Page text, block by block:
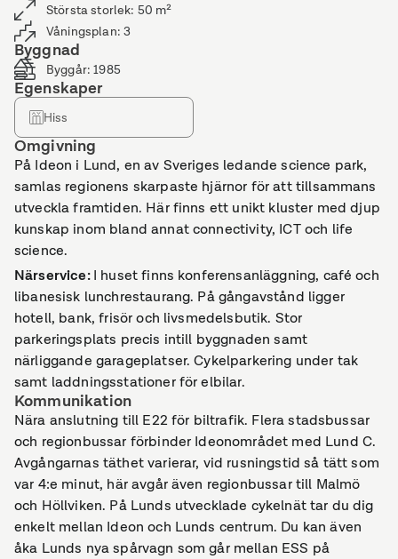
Största storlek: 50 m²
Våningsplan:3
Byggnad
Byggår:1985
Egenskaper
Hiss
Omgivning
På Ideon i Lund, en av Sveriges ledande science park,
samlas regionens skarpaste hjärnor för att tillsammans
utveckla framtiden. Här finns ett unikt kluster med djup
kunskap inom bland annat connectivity, ICT och life
science.
Närservice:I huset finns konferensanläggning, café och
libanesisk lunchrestaurang. På gångavstånd ligger
hotell, bank, frisör och livsmedelsbutik. Stor
parkeringsplats precis intill byggnaden samt
närliggande garageplatser. Cykelparkering under tak
samt laddningsstationer för elbilar.
Kommunikation
Nära anslutning till E22 för biltrafik. Flera stadsbussar
och regionbussar förbinder Ideonområdet med Lund C.
Avgångarnas täthet varierar, vid rusningstid så tätt som
var 4:e minut, här avgår även regionbussar till Malmö
och Höllviken. På Lunds utvecklade cykelnät tar du dig
enkelt mellan Ideon och Lunds centrum. Du kan även
åka Lunds nya spårvagn som går mellan ESS på